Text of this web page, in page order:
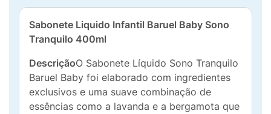
Sabonete Liquido Infantil Baruel Baby Sono
Tranquilo 400ml
DescriçãoO Sabonete Líquido Sono Tranquilo
Baruel Baby foi elaborado com ingredientes
exclusivos e uma suave combinação de
essências como a lavanda e a bergamota que